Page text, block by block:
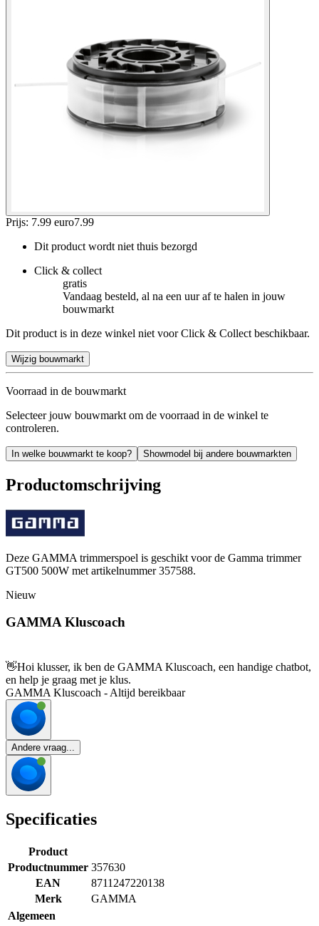
Prijs: 7.99 euro7.99
Dit product wordt niet thuis bezorgd
Click & collect
gratis
Vandaag besteld, al na een uur af te halen in jouw
bouwmarkt
Dit product is in deze winkel niet voor Click & Collect beschikbaar.
Wijzig bouwmarkt
Voorraad in de bouwmarkt
Selecteer jouw bouwmarkt om de voorraad in de winkel te
controleren.
In welke bouwmarkt te koop? Showmodel bij andere bouwmarkten
Productomschrijving
Deze GAMMA trimmerspoel is geschikt voor de Gamma trimmer
GT500 500W met artikelnummer 357588.
Nieuw
GAMMA Kluscoach
👋Hoi klusser, ik ben de GAMMA Kluscoach, een handige chatbot,
en help je graag met je klus.
GAMMA Kluscoach - Altijd bereikbaar
Andere vraag...
Specificaties
Product
Productnummer 357630
EAN
8711247220138
Merk
GAMMA
Algemeen